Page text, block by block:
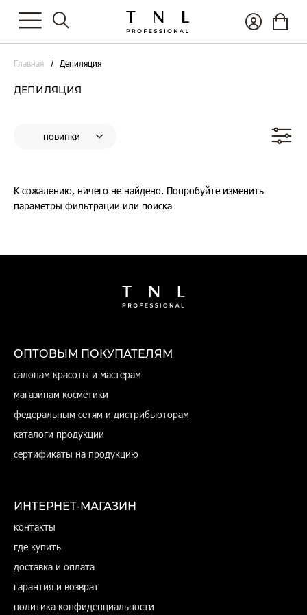
Главная Депиляция
ДЕПИЛЯЦИЯ
К сожалению, ничего не найдено. Попробуйте изменить
параметры фильтрации или поиска
ОПТОВЫМ ПОКУПАТЕЛЯМ
салонам красоты и мастерам
магазинам косметики
федеральным сетям и дистрибьюторам
каталоги продукции
сертификаты на продукцию
ИНТЕРНЕТ-МАГАЗИН
контакты
где купить
доставка и оплата
гарантия и возврат
политика конфиденциальности